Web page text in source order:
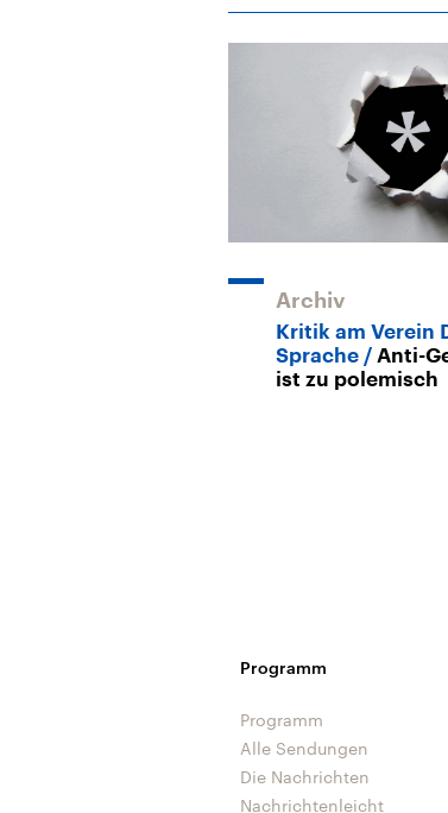
Archiv
Kritik am Verein
Sprache
Anti-
ist zu polemisch
Programm
Programm
Alle Sendungen
Die Nachrichten
Nachrichtenleicht